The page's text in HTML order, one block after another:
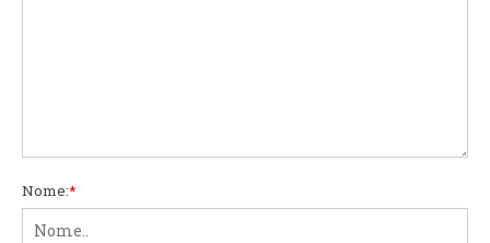
Nome:*